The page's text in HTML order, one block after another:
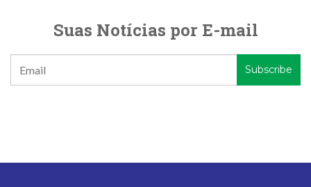
Suas Notícias por E-mail